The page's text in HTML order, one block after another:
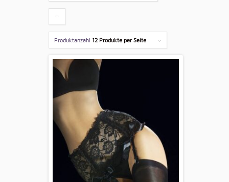
um
die
Produkte
aufsteigend
Produktanzahl 12 Produkte per Seite